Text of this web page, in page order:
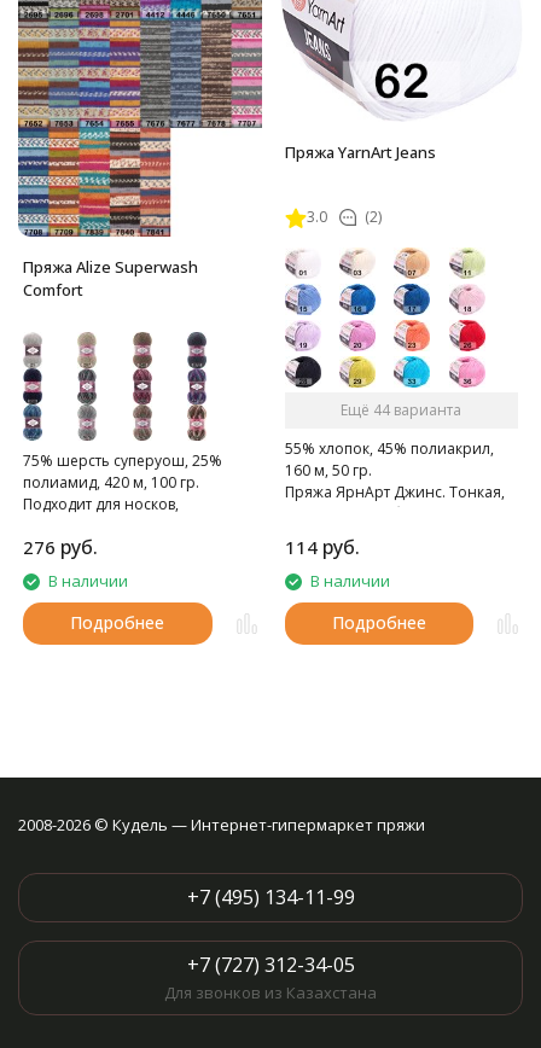
Пряжа Alize Superwash
Comfort
75% шерсть суперуош, 25%
полиамид, 420 м, 100 гр.
Подходит для носков,
шапок и т.д.
276 руб.
В наличии
Подробнее
Пряжа YarnArt Jeans
3.0 (2)
Ещё 44 варианта
55% хлопок, 45% полиакрил,
160 м, 50 гр.
Пряжа ЯрнАрт Джинс. Тонкая,
мягкая, слегка бархатистая
нитка. Очень приятная на
ощупь.
114 руб.
В наличии
Подробнее
2008-2026 © Кудель — Интернет-гипермаркет пряжи
+7 (495) 134-11-99
+7 (727) 312-34-05
Для звонков из Казахстана